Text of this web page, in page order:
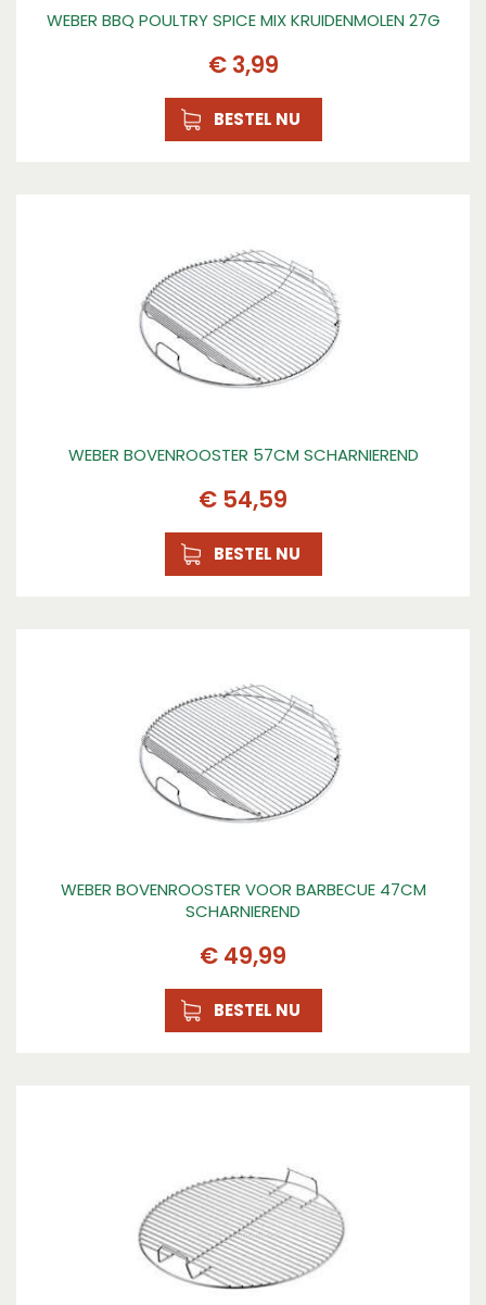
WEBER BBQ POULTRY SPICE MIX KRUIDENMOLEN 27G
€ 3,99
BESTEL NU
WEBER BOVENROOSTER 57CM SCHARNIEREND
€ 54,59
BESTEL NU
WEBER BOVENROOSTER VOOR BARBECUE 47CM
SCHARNIEREND
€ 49,99
BESTEL NU